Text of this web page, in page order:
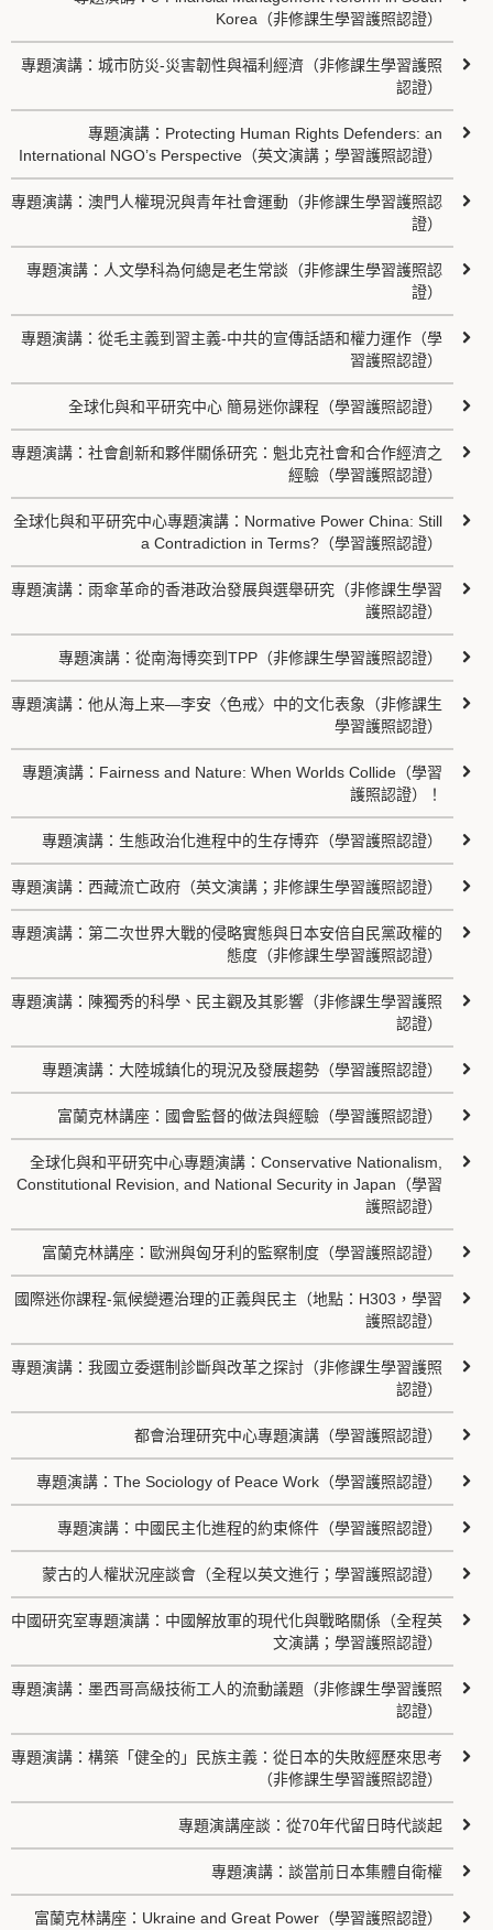
Korea（非修課生學習護照認證）
專題演講：城市防災-災害韌性與福利經濟（非修課生學習護照
認證）
專題演講：Protecting Human Rights Defenders: an
International NGO’s Perspective（英文演講；學習護照認證）
專題演講：澳門人權現況與青年社會運動（非修課生學習護照認
證）
專題演講：人文學科為何總是老生常談（非修課生學習護照認
證）
專題演講：從毛主義到習主義-中共的宣傳話語和權力運作（學
習護照認證）
全球化與和平研究中心 簡易迷你課程（學習護照認證）
專題演講：社會創新和夥伴關係研究：魁北克社會和合作經濟之
經驗（學習護照認證）
全球化與和平研究中心專題演講：Normative Power China: Still
a Contradiction in Terms?（學習護照認證）
專題演講：雨傘革命的香港政治發展與選舉研究（非修課生學習
護照認證）
專題演講：從南海博奕到TPP（非修課生學習護照認證）
專題演講：他从海上来—李安〈色戒〉中的文化表象（非修課生
學習護照認證）
專題演講：Fairness and Nature: When Worlds Collide（學習
護照認證）！
專題演講：生態政治化進程中的生存博弈（學習護照認證）
專題演講：西藏流亡政府（英文演講；非修課生學習護照認證）
專題演講：第二次世界大戰的侵略實態與日本安倍自民黨政權的
態度（非修課生學習護照認證）
專題演講：陳獨秀的科學、民主觀及其影響（非修課生學習護照
認證）
專題演講：大陸城鎮化的現況及發展趨勢（學習護照認證）
富蘭克林講座：國會監督的做法與經驗（學習護照認證）
全球化與和平研究中心專題演講：Conservative Nationalism,
Constitutional Revision, and National Security in Japan（學習
護照認證）
富蘭克林講座：歐洲與匈牙利的監察制度（學習護照認證）
國際迷你課程-氣候變遷治理的正義與民主（地點：H303，學習
護照認證）
專題演講：我國立委選制診斷與改革之探討（非修課生學習護照
認證）
都會治理研究中心專題演講（學習護照認證）
專題演講：The Sociology of Peace Work（學習護照認證）
專題演講：中國民主化進程的約束條件（學習護照認證）
蒙古的人權狀況座談會（全程以英文進行；學習護照認證）
中國研究室專題演講：中國解放軍的現代化與戰略關係（全程英
文演講；學習護照認證）
專題演講：墨西哥高級技術工人的流動議題（非修課生學習護照
認證）
專題演講：構築「健全的」民族主義：從日本的失敗經歷來思考
（非修課生學習護照認證）
專題演講座談：從70年代留日時代談起
專題演講：談當前日本集體自衛權
富蘭克林講座：Ukraine and Great Power（學習護照認證）